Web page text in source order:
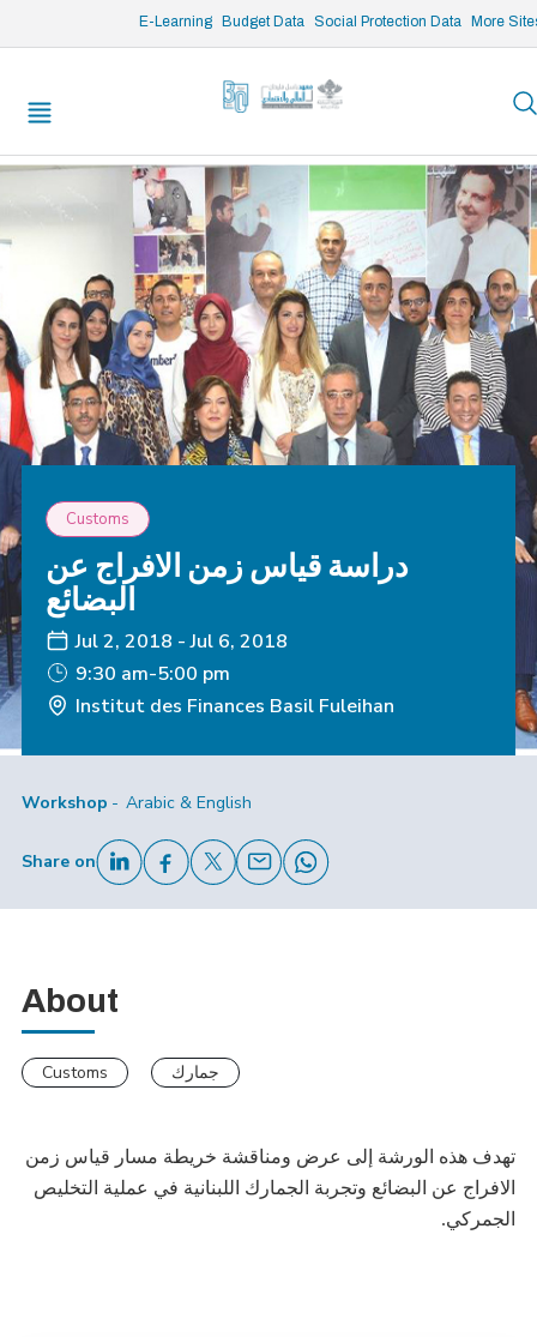
E-Learning Budget Data Social Protection Data More
/* opened search */
Customs
دراسة قياس زمن الافراج عن
البضائع
Jul 2, 2018 - Jul 6, 2018
9:30 am-5:00 pm
Institut des Finances Basil Fuleihan
Workshop Arabic & English
Share on
About
Customs جمارك
تهدف هذه الورشة إلى عرض ومناقشة خريطة مسار قياس زمن
الافراج عن البضائع وتجربة الجمارك اللبنانية في عملية التخليص
الجمركي.